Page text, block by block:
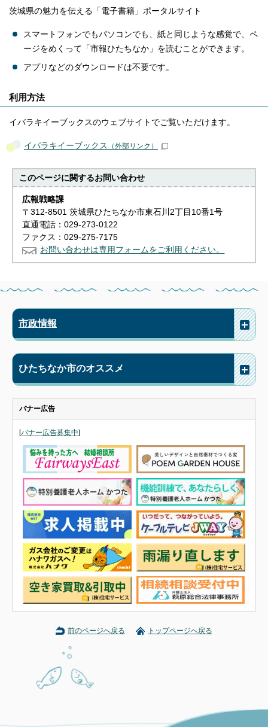
茨城県の魅力を伝える「電子書籍」ポータルサイト
スマートフォンでもパソコンでも、紙と同じような感覚で、ペ
ージをめくって「市報ひたちなか」を読むことができます。
アプリなどのダウンロードは不要です。
利用方法
イバラキイーブックスのウェブサイトでご覧いただけます。
イバラキイーブックス （外部リンク）
このページに関するお問い合わせ
広報戦略課
〒312-8501 茨城県ひたちなか市東石川2丁目10番1号
直通電話：029-273-0122
ファクス：029-275-7175
お問い合わせは専用フォームをご利用ください。
市政情報
ひたちなか市のオススメ
バナー広告
[バナー広告募集中]
前のページへ戻る トップページへ戻る